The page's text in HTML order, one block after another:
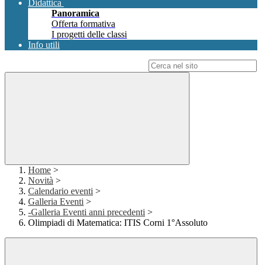
Didattica
Panoramica
Offerta formativa
I progetti delle classi
Info utili
Home >
Novità >
Calendario eventi >
Galleria Eventi >
-Galleria Eventi anni precedenti >
Olimpiadi di Matematica: ITIS Corni 1°Assoluto